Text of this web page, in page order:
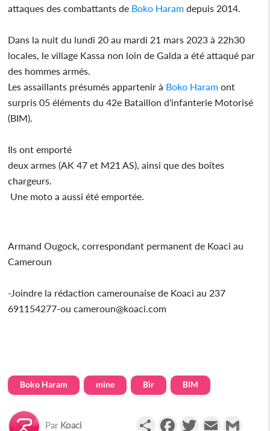
attaques des combattants de Boko Haram depuis 2014.
Dans la nuit du lundi 20 au mardi 21 mars 2023 à 22h30
locales, le village Kassa non loin de Galda a été attaqué par
des hommes armés.
Les assaillants présumés appartenir à Boko Haram ont
surpris 05 éléments du 42e Bataillon d'infanterie Motorisé
(BIM).
Ils ont emporté
deux armes (AK 47 et M21 AS), ainsi que des boîtes
chargeurs.
Une moto a aussi été emportée.
Armand Ougock, correspondant permanent de Koaci au
Cameroun
-Joindre la rédaction camerounaise de Koaci au 237
691154277-ou cameroun@koaci.com
Boko Haram mine Bir BIM
Par Koaci PartagerFacebookTwitterEmail